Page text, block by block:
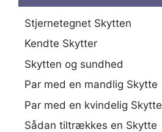
Stjernetegnet Skytten
Kendte Skytter
Skytten og sundhed
Par med en mandlig Skytte
Par med en kvindelig Skytte
Sådan tiltrækkes en Skytte